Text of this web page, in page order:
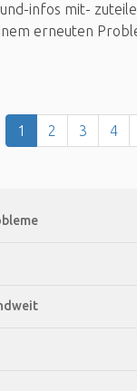
infos mit-
erneuten
1 2 3 4